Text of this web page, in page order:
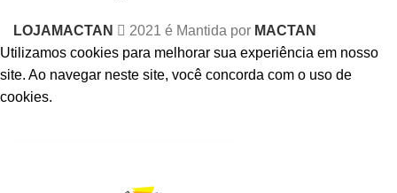
LOJAMACTAN 2021 é Mantida por MACTAN
Utilizamos cookies para melhorar sua experiência em nosso
site. Ao navegar neste site, você concorda com o uso de
cookies.